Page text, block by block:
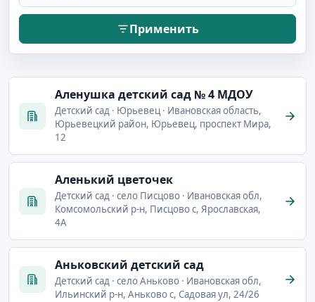
Применить
Аленушка детский сад № 4 МДОУ
Детский сад · Юрьевец · Ивановская область,
Юрьевецкий район, Юрьевец, проспект Мира,
12
Аленький цветочек
Детский сад · село Писцово · Ивановская обл,
Комсомольский р-н, Писцово с, Ярославская,
4А
Аньковский детский сад
Детский сад · село Аньково · Ивановская обл,
Ильинский р-н, Аньково с, Садовая ул, 24/26